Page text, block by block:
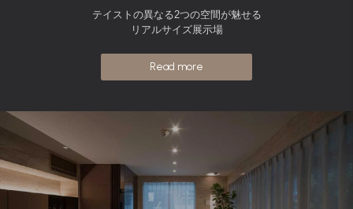
テイストの異なる2つの空間が魅せる
リアルサイズ展示場
Read more